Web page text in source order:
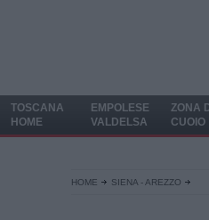
TOSCANA
HOME
EMPOLESE
VALDELSA
ZONA
CUOIO
HOME SIENA - AREZZO